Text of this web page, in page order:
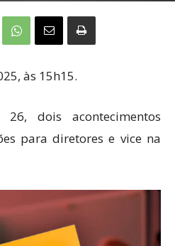
às 15h15.
dois acontecimentos
para diretores e vice na